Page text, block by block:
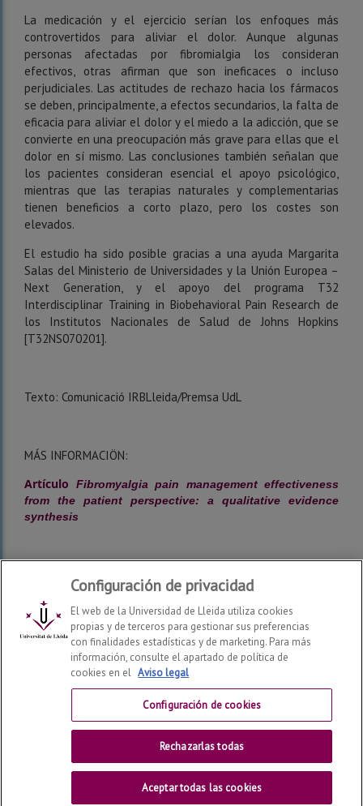
La medicación y el ejercicio serían los enfoques más
controvertidos para aliviar el dolor. Aunque algunas
personas afectadas por fibromialgia los consideran
efectivos, otras afirman que son ineficaces o incluso
perjudiciales. Las actitudes de rechazo hacia los fármacos
se deben, principalmente, a efectos secundarios, la falta de
eficacia para aliviar el dolor y el miedo a la adicción, que se
convierte en una preocupación más grave para ellas que el
dolor en sí mismo. Las conclusiones también señalan que
los pacientes consideran esencial el apoyo psicológico,
mientras que las terapias naturales y complementarias
tienen beneficios a corto plazo, pero los costes son
elevados.
El estudio ha sido posible gracias a una ayuda Margarita
Salas del Ministerio de Universidades y la Unión Europea –
Next Generation, y el apoyo del programa T32
Interdisciplinar Training in Biobehavioral Pain Research de
los Institutos Nacionales de Salud de Johns Hopkins
[T32NS070201].
Texto: Comunicació IRBLleida/Premsa UdL
MÁS INFORMACIÖN:
Artículo
Fibromyalgia pain management effectiveness
from the patient perspective: a qualitative evidence
synthesis
Facultad de Enfermería y Fisioterapia
Contactar
Universitat de Lleida
Configuración de privacidad
El web de la Universidad de Lleida utiliza cookies
propias y de terceros para gestionar sus preferencias
con finalidades estadísticas y de marketing. Para más
información, consulte el apartado de política de
cookies en el Aviso legal
Configuración de cookies
Rechazarlas todas
Aceptar todas las cookies